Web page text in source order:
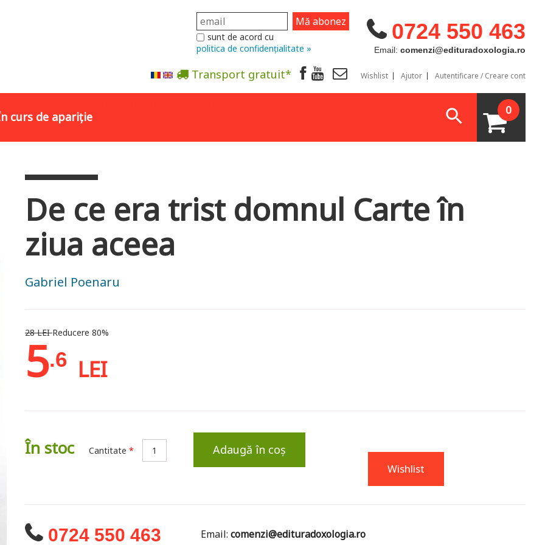
0724 550 463
Email: comenzi@edituradoxologia.ro
sunt de acord cu
politica de confidențialitate »
Transport gratuit* Wishlist Ajutor Autentificare / Creare cont
curs de apariție 0
De ce era trist domnul Carte în
ziua aceea
Gabriel Poenaru
28 LEIReducere 80%
5.6 LEI
În stoc Cantitate * Adaugă în coș
Wishlist
0724 550 463 Email:comenzi@edituradoxologia.ro